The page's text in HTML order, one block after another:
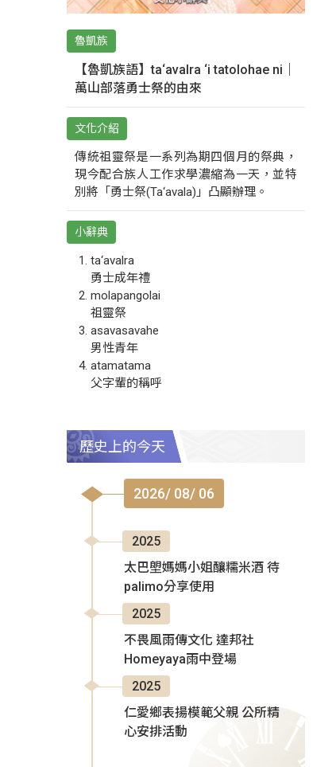
魯凱族
【魯凱族語】ta‘avalra ‘i tatolohae ni｜
萬山部落勇士祭的由來
文化介紹
傳統祖靈祭是一系列為期四個月的祭典，
現今配合族人工作求學濃縮為一天，並特
別將「勇士祭(Ta‘avala)」凸顯辦理。
小辭典
ta‘avalra
勇士成年禮
molapangolai
祖靈祭
asavasavahe
男性青年
atamatama
父字輩的稱呼
歷史上的今天
2026/ 08/ 06
2025
太巴塱媽媽小姐釀糯米酒 待
palimo分享使用
2025
不畏風雨傳文化 達邦社
Homeyaya雨中登場
2025
仁愛鄉表揚模範父親 公所精
心安排活動